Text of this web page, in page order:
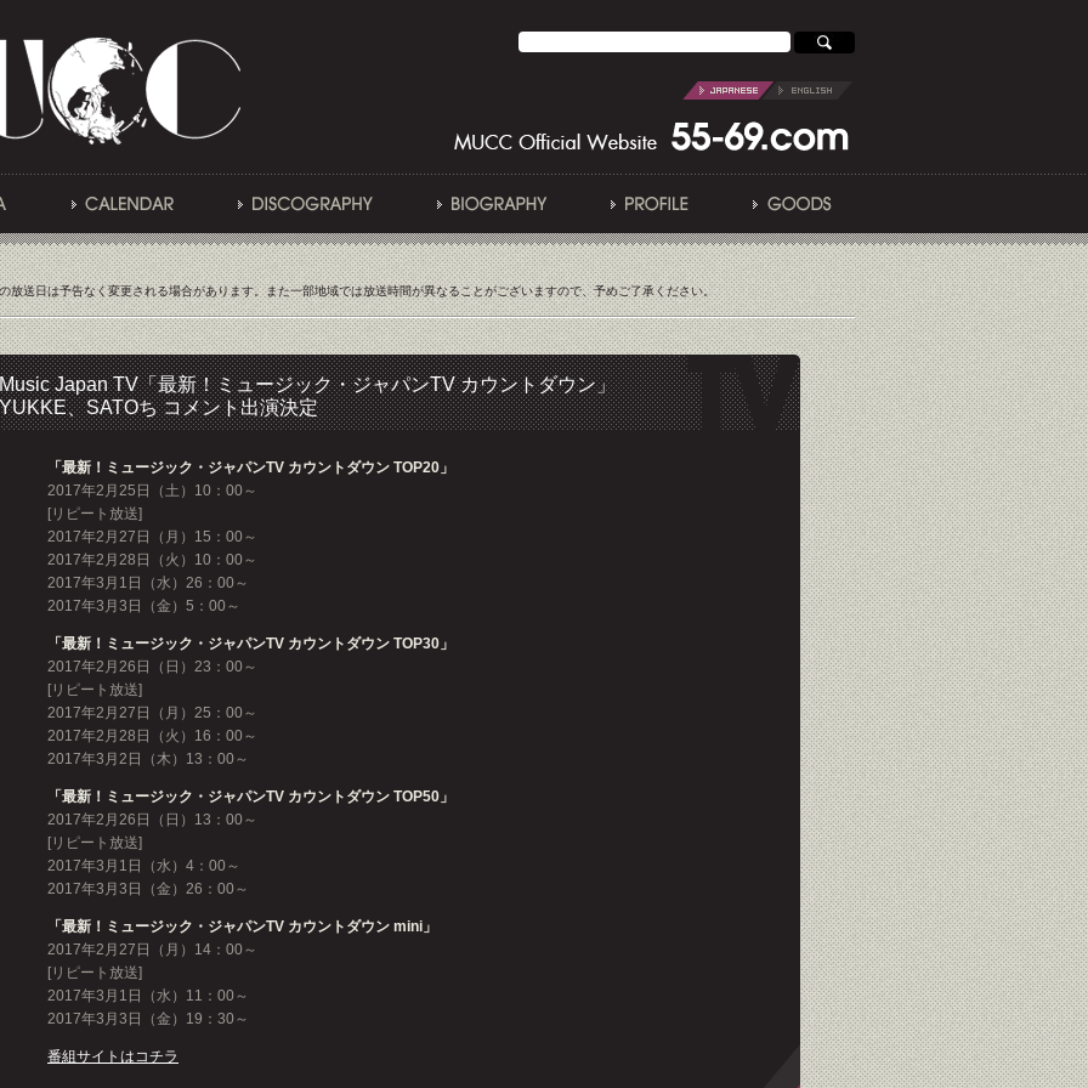
放送日は予告なく変更される場合があります。また一部地域では放送時間が異なることがございますので、予めご了承ください。
Music Japan TV「最新！ミュージック・ジャパンTV カウントダウン」
YUKKE、SATOち コメント出演決定
「最新！ミュージック・ジャパンTV カウントダウン TOP20」
2017年2月25日（土）10：00～
[リピート放送]
2017年2月27日（月）15：00～
2017年2月28日（火）10：00～
2017年3月1日（水）26：00～
2017年3月3日（金）5：00～
「最新！ミュージック・ジャパンTV カウントダウン TOP30」
2017年2月26日（日）23：00～
[リピート放送]
2017年2月27日（月）25：00～
2017年2月28日（火）16：00～
2017年3月2日（木）13：00～
「最新！ミュージック・ジャパンTV カウントダウン TOP50」
2017年2月26日（日）13：00～
[リピート放送]
2017年3月1日（水）4：00～
2017年3月3日（金）26：00～
「最新！ミュージック・ジャパンTV カウントダウン mini」
2017年2月27日（月）14：00～
[リピート放送]
2017年3月1日（水）11：00～
2017年3月3日（金）19：30～
番組サイトはコチラ